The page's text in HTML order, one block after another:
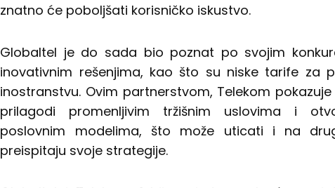
znatno će poboljšati korisničko iskustvo.
Globaltel je do sada bio poznat po svojim
inovativnim rešenjima, kao što su niske tarife za
inostranstvu. Ovim partnerstvom, Telekom
prilagodi promenljivim tržišnim uslovima i
poslovnim modelima, što može uticati i na
preispitaju svoje strategije.